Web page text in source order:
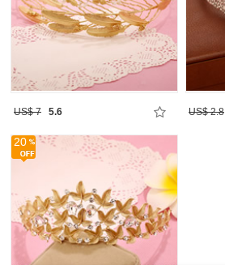
US$ 7 5.6 US$ 2.8
20